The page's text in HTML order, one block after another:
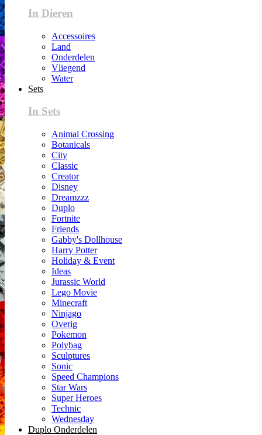
In Dieren
Accessoires
Land
Onderdelen
Vliegend
Water
Sets
In Sets
Animal Crossing
Botanicals
City
Classic
Creator
Disney
Dreamzzz
Duplo
Fortnite
Friends
Gabby's Dollhouse
Harry Potter
Holiday & Event
Ideas
Jurassic World
Lego Movie
Minecraft
Ninjago
Overig
Pokemon
Polybag
Sculptures
Sonic
Speed Champions
Star Wars
Super Heroes
Technic
Wednesday
Duplo Onderdelen